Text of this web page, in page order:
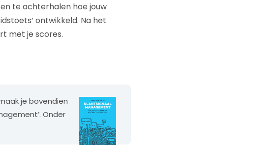
te achterhalen hoe jouw
ontwikkeld. Na het
met je scores.
je bovendien
Onder